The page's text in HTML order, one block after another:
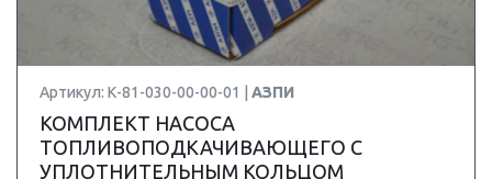
Артикул: К-81-030-00-00-01 | АЗПИ
КОМПЛЕКТ НАСОСА
ТОПЛИВОПОДКАЧИВАЮЩЕГО С
УПЛОТНИТЕЛЬНЫМ КОЛЬЦОМ